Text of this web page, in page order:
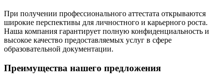
При получении профессионального аттестата открываются
широкие перспективы для личностного и карьерного роста.
Наша компания гарантирует полную конфиденциальность и
высокое качество предоставляемых услуг в сфере
образовательной документации.
Преимущества нашего предложения